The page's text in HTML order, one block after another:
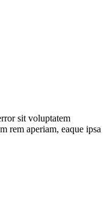
sit voluptatem
rem aperiam, eaque ipsa